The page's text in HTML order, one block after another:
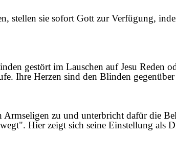
stellen sie sofort Gott zur Verfügung,
gestört im Lauschen auf Jesu
Ihre Herzen sind den Blinden
zu und unterbricht dafür die
Hier zeigt sich seine Einstellung als